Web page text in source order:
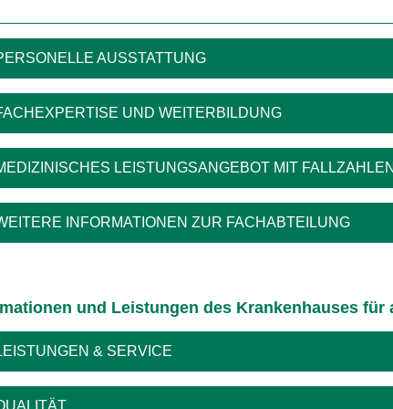
AUSSTATTUNG
UND WEITERBILDUNG
LEISTUNGSANGEBOT MIT FALLZAHLEN
INFORMATIONEN ZUR FACHABTEILUNG
und Leistungen des Krankenhauses für
& SERVICE